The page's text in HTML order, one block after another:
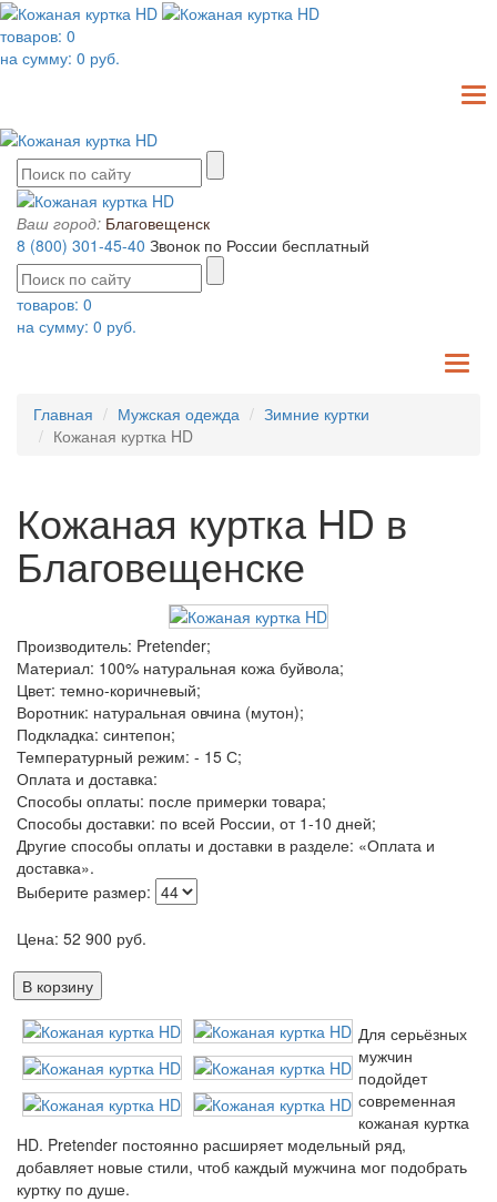
товаров: 0
на сумму: 0 руб.
Ваш город: Благовещенск
8 (800) 301-45-40 Звонок по России бесплатный
товаров: 0
на сумму: 0 руб.
Главная Мужская одежда
Зимние куртки
Кожаная куртка HD
Кожаная куртка HD в
Благовещенске
Производитель: Pretender;
Материал: 100% натуральная кожа буйвола;
Цвет: темно-коричневый;
Воротник: натуральная овчина (мутон);
Подкладка: синтепон;
Температурный режим: - 15 С;
Оплата и доставка:
Способы оплаты: после примерки товара;
Способы доставки: по всей России, от 1-10 дней;
Другие способы оплаты и доставки в разделе: «Оплата и
доставка».
Выберите размер:
Цена: 52 900 руб.
В корзину
Для серьёзных
мужчин
подойдет
современная
кожаная куртка
HD. Pretender постоянно расширяет модельный ряд,
добавляет новые стили, чтоб каждый мужчина мог подобрать
куртку по душе.